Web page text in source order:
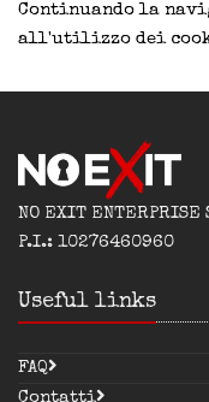
Continuando la
all'utilizzo dei
NO EXIT ENTERPRISE
P.I.: 10276460960
Useful links
FAQ
Contatti